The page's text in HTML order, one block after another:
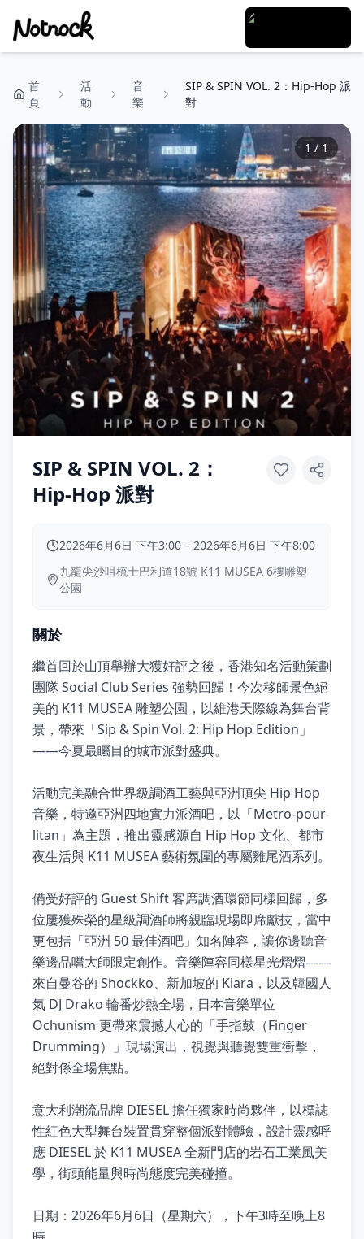
首
頁
活
動
音
樂
SIP & SPIN VOL. 2：Hip-Hop 派
對
1 / 1
SIP & SPIN VOL. 2：
Hip-Hop 派對
2026年6月6日 下午3:00 – 2026年6月6日 下午8:00
九龍尖沙咀梳士巴利道18號 K11 MUSEA 6樓雕塑
公園
關於
繼首回於山頂舉辦大獲好評之後，香港知名活動策劃
團隊 Social Club Series 強勢回歸！今次移師景色絕
美的 K11 MUSEA 雕塑公園，以維港天際線為舞台背
景，帶來「Sip & Spin Vol. 2: Hip Hop Edition」
——今夏最矚目的城市派對盛典。
活動完美融合世界級調酒工藝與亞洲頂尖 Hip Hop
音樂，特邀亞洲四地實力派酒吧，以「Metro-pour-
litan」為主題，推出靈感源自 Hip Hop 文化、都市
夜生活與 K11 MUSEA 藝術氛圍的專屬雞尾酒系列。
備受好評的 Guest Shift 客席調酒環節同樣回歸，多
位屢獲殊榮的星級調酒師將親臨現場即席獻技，當中
更包括「亞洲 50 最佳酒吧」知名陣容，讓你邊聽音
樂邊品嚐大師限定創作。音樂陣容同樣星光熠熠——
來自曼谷的 Shockko、新加坡的 Kiara，以及韓國人
氣 DJ Drako 輪番炒熱全場，日本音樂單位
Ochunism 更帶來震撼人心的「手指鼓（Finger
Drumming）」現場演出，視覺與聽覺雙重衝擊，
絕對係全場焦點。
意大利潮流品牌 DIESEL 擔任獨家時尚夥伴，以標誌
性紅色大型舞台裝置貫穿整個派對體驗，設計靈感呼
應 DIESEL 於 K11 MUSEA 全新門店的岩石工業風美
學，街頭能量與時尚態度完美碰撞。
日期：2026年6月6日（星期六），下午3時至晚上8